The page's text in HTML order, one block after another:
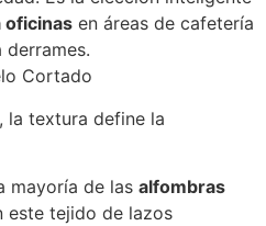
oficinas en áreas de cafetería
derrames.
Cortado
la textura define la
mayoría de las alfombras
este tejido de lazos